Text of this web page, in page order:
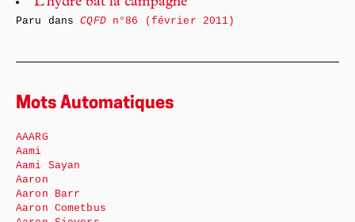
Paru dansCQFDn°86 (février 2011)
Mots Automatiques
AAARG
Aami
Aami Sayan
Aaron
Aaron Barr
Aaron Cometbus